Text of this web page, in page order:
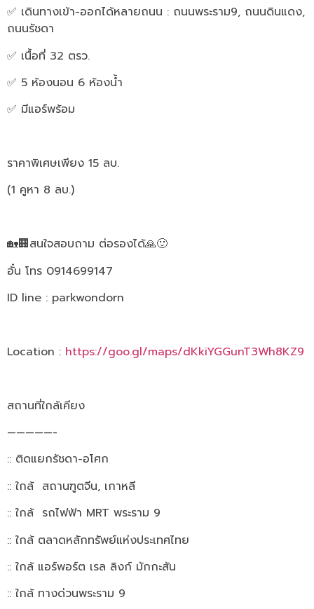
✅ เดินทางเข้า-ออกได้หลายถนน : ถนนพระราม9, ถนนดินแดง,
ถนนรัชดา
✅ เนื้อที่ 32 ตรว.
✅ 5 ห้องนอน 6 ห้องน้ำ
✅ มีแอร์พร้อม
ราคาพิเศษเพียง 15 ลบ.
(1 คูหา 8 ลบ.)
🏡🏢สนใจสอบถาม ต่อรองได้🙏🙂
อั๋น โทร 0914699147
ID line : parkwondorn
Location : https://goo.gl/maps/dKkiYGGunT3Wh8KZ9
สถานที่ใกล้เคียง
—————-
:: ติดแยกรัชดา-อโศก
:: ใกล้ สถานฑูตจีน, เกาหลี
:: ใกล้ รถไฟฟ้า MRT พระราม 9
:: ใกล้ ตลาดหลักทรัพย์แห่งประเทศไทย
:: ใกล้ แอร์พอร์ต เรล ลิงก์ มักกะสัน
:: ใกล้ ทางด่วนพระราม 9